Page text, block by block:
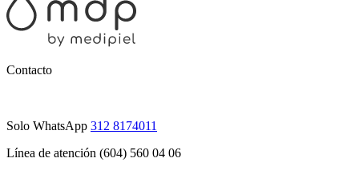
Contacto
Solo WhatsApp 312 8174011
Línea de atención (604) 560 04 06